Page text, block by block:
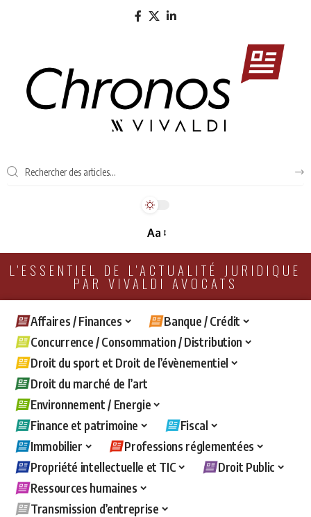
Aa
L'ESSENTIEL DE L'ACTUALITÉ JURIDIQUE
PAR VIVALDI AVOCATS
Affaires / Finances
Banque / Crédit
Concurrence / Consommation / Distribution
Droit du sport et Droit de l’évènementiel
Droit du marché de l’art
Environnement / Energie
Finance et patrimoine
Fiscal
Immobilier
Professions réglementées
Propriété intellectuelle et TIC
Droit Public
Ressources humaines
Transmission d’entreprise